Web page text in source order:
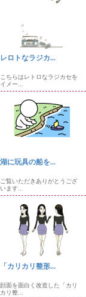
レロトなラジカ...
こちらはレトロなラジカセを
イメー...
湖に玩具の船を...
ご覧いただきありがとうござ
います...
「カリカリ整形...
顔面を面白く改造した「カリ
カリ整...